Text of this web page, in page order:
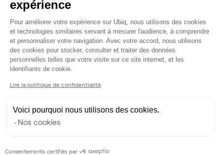
6postes • 30 m²
2 790 €
Dispo
Bureau privé
1 990 €
expérience
Plateforme de Gestion du
Pour améliorer votre expérience sur Ubiq, nous utilisons des cookies
et technologies similaires servant à mesurer l'audience, à comprendre
et personnaliser votre navigation. Avec votre accord, nous utilisons
des cookies pour stocker, consulter et traiter des données
personnelles telles que votre visite sur ce site internet, et les
identifiants de cookie.
Lire la politique de confidentialité
Voici pourquoi nous utilisons des cookies.
Nos cookies
Consentements certifiés par